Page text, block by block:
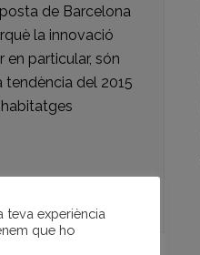
de Barcelona
la innovació
particular, són
tendència del 2015
experiència
que ho